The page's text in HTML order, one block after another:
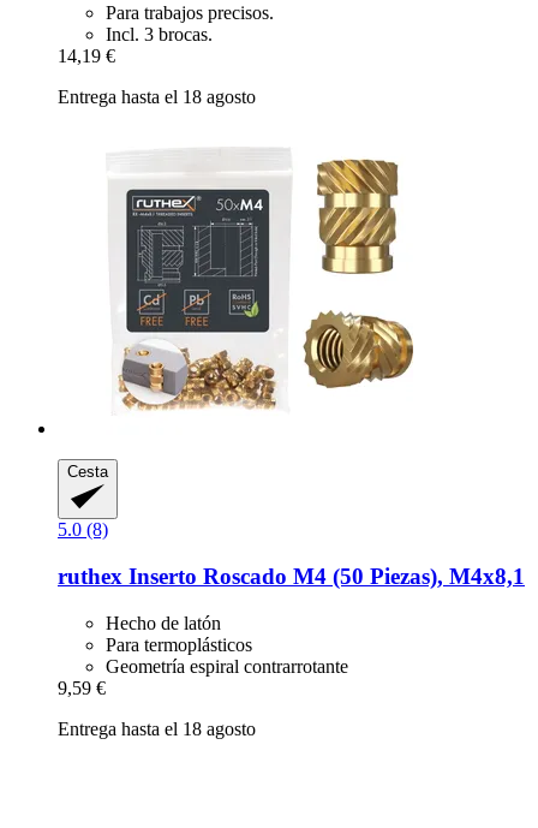
Para trabajos precisos.
Incl. 3 brocas.
14,19 €
Entrega hasta el 18 agosto
Cesta
5.0 (8)
ruthex Inserto Roscado M4 (50 Piezas), M4x8,1
Hecho de latón
Para termoplásticos
Geometría espiral contrarrotante
9,59 €
Entrega hasta el 18 agosto